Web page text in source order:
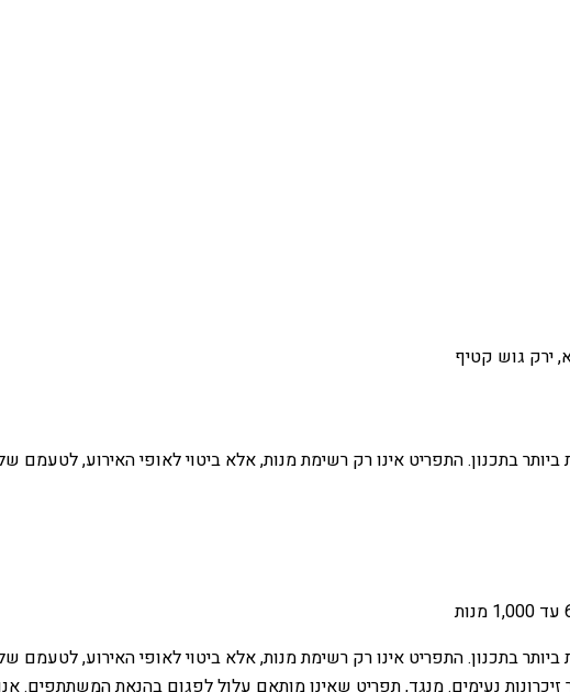
ירק גוש קטיף
בתכנון. התפריט אינו רק רשימת מנות, אלא ביטוי לאופי האירוע, לטעמם
מנות
בתכנון. התפריט אינו רק רשימת מנות, אלא ביטוי לאופי האירוע, לטעמם
נעימים. מנגד, תפריט שאינו מותאם עלול לפגום בהנאת המשתתפים. אנו